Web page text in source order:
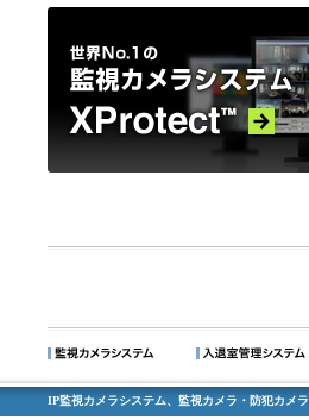
IP監視カメラシステム、監視カメラ・防犯カメ